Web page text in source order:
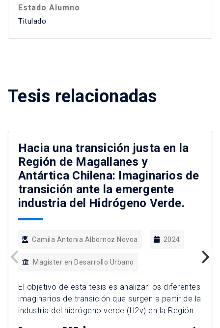
Estado Alumno
Titulado
Tesis relacionadas
Hacia una transición justa en la
Región de Magallanes y
Antártica Chilena: Imaginarios de
transición ante la emergente
industria del Hidrógeno Verde.
Camila Antonia Albornoz Novoa 2024
Magíster en Desarrollo Urbano
El objetivo de esta tesis es analizar los diferentes
imaginarios de transición que surgen a partir de la
industria del hidrógeno verde (H2v) en la Región